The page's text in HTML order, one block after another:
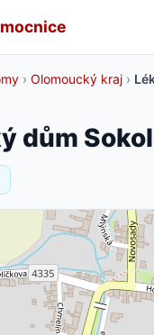
› Olomoucký kraj ›
dům